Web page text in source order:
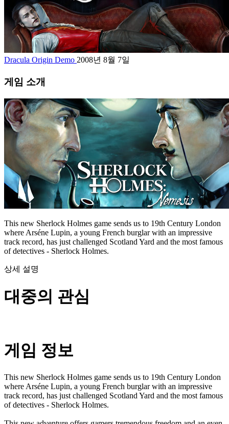
Dracula Origin Demo 2008년 8월 7일
게임 소개
This new Sherlock Holmes game sends us to 19th Century London
where Arséne Lupin, a young French burglar with an impressive
track record, has just challenged Scotland Yard and the most famous
of detectives - Sherlock Holmes.
상세 설명
대중의 관심
게임 정보
This new Sherlock Holmes game sends us to 19th Century London
where Arséne Lupin, a young French burglar with an impressive
track record, has just challenged Scotland Yard and the most famous
of detectives - Sherlock Holmes.